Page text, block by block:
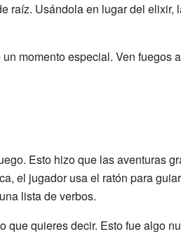
raíz. Usándola en lugar del elixir,
momento especial. Ven fuegos
Esto hizo que las aventuras
el jugador usa el ratón para
lista de verbos.
que quieres decir. Esto fue algo